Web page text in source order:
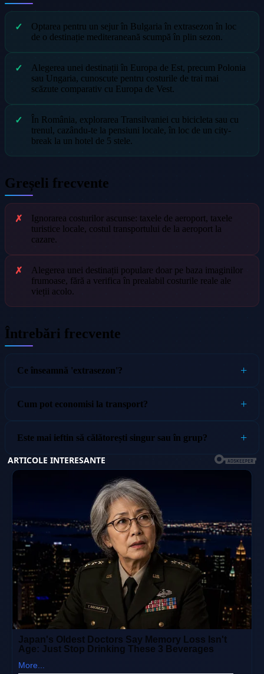
Optarea pentru un sejur în Bulgaria în extrasezon în loc
de o destinație mediteraneană scumpă în plin sezon.
Alegerea unei destinații în Europa de Est, precum Polonia
sau Ungaria, cunoscute pentru costurile de trai mai
scăzute comparativ cu Europa de Vest.
În România, explorarea Transilvaniei cu bicicleta sau cu
trenul, cazându-te la pensiuni locale, în loc de un city-
break la un hotel de 5 stele.
Greșeli frecvente
Ignorarea costurilor ascunse: taxele de aeroport, taxele
turistice locale, costul transportului de la aeroport la
cazare.
Alegerea unei destinații populare doar pe baza imaginilor
frumoase, fără a verifica în prealabil costurile reale ale
vieții acolo.
Întrebări frecvente
Ce înseamnă 'extrasezon'?
Cum pot economisi la transport?
Este mai ieftin să călătorești singur sau în grup?